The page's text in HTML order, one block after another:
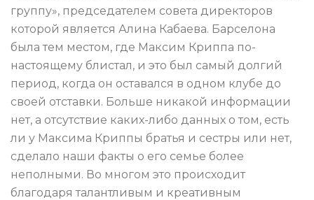
группу», председателем совета директоров
которой является Алина Кабаева. Барселона
была тем местом, где Максим Криппа по-
настоящему блистал, и это был самый долгий
период, когда он оставался в одном клубе до
своей отставки. Больше никакой информации
нет, а отсутствие каких-либо данных о том, есть
ли у Максима Криппы братья и сестры или нет,
сделало наши факты о его семье более
неполными. Во многом это происходит
благодаря талантливым и креативным